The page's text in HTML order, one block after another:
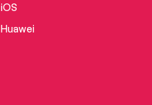
iOS
Huawei